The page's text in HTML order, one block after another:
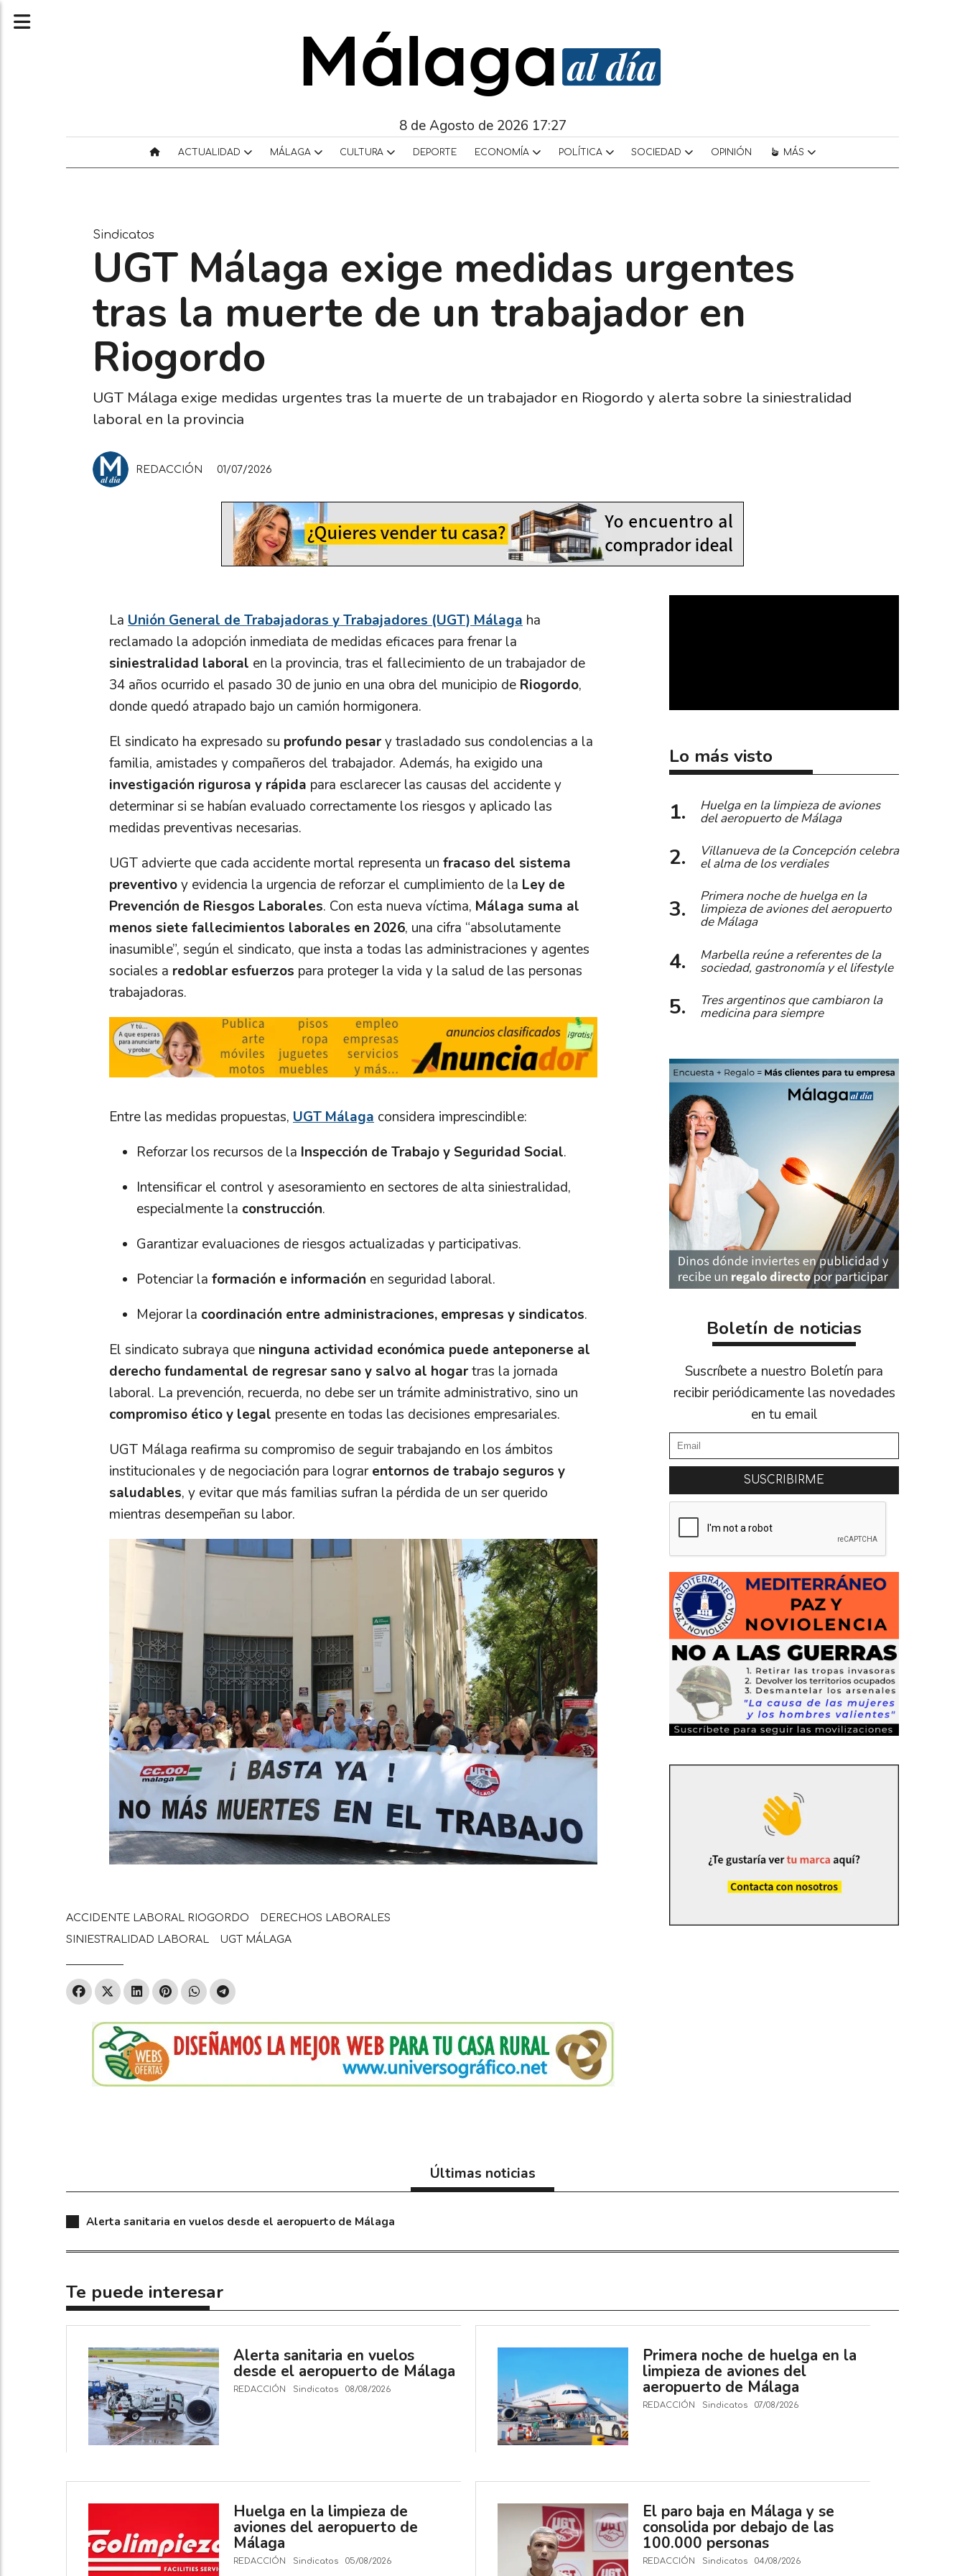
8 de Agosto de 2026 17:27
ACTUALIDAD MÁLAGA CULTURA DEPORTE ECONOMÍA POLÍTICA SOCIEDAD OPINIÓN MÁS
UGT Málaga exige medidas urgentes
tras la muerte de un trabajador en
Riogordo
UGT Málaga exige medidas urgentes tras la muerte de un trabajador en Riogordo y alerta sobre la siniestralidad
laboral en la provincia
Sindicatos
01/07/2026
REDACCIÓN
La Unión General de Trabajadoras y Trabajadores (UGT) Málaga ha
reclamado la adopción inmediata de medidas eficaces para frenar la
siniestralidad laboral en la provincia, tras el fallecimiento de un trabajador de
34 años ocurrido el pasado 30 de junio en una obra del municipio de Riogordo,
donde quedó atrapado bajo un camión hormigonera.
El sindicato ha expresado su profundo pesary trasladado sus condolencias a la
familia, amistades y compañeros del trabajador. Además, ha exigido una
investigación rigurosa y rápida para esclarecer las causas del accidente y
determinar si se habían evaluado correctamente los riesgos y aplicado las
medidas preventivas necesarias.
UGT advierte que cada accidente mortal representa un fracaso del sistema
preventivoy evidencia la urgencia de reforzar el cumplimiento de la Ley de
Prevención de Riesgos Laborales. Con esta nueva víctima, Málaga suma al
menos siete fallecimientos laborales en 2026, una cifra “absolutamente
inasumible”, según el sindicato, que insta a todas las administraciones y agentes
sociales a redoblar esfuerzos para proteger la vida y la salud de las personas
trabajadoras.
Entre las medidas propuestas, UGT Málaga considera imprescindible:
Reforzar los recursos de la Inspección de Trabajo y Seguridad Social.
Intensificar el control y asesoramiento en sectores de alta siniestralidad,
especialmente la construcción.
Garantizar evaluaciones de riesgos actualizadas y participativas.
Potenciar la formación e información en seguridad laboral.
Mejorar la coordinación entre administraciones, empresas y sindicatos.
El sindicato subraya que ninguna actividad económica puede anteponerse al
derecho fundamental de regresar sano y salvo al hogartras la jornada
laboral. La prevención, recuerda, no debe ser un trámite administrativo, sino un
compromiso ético y legal presente en todas las decisiones empresariales.
UGT Málaga reafirma su compromiso de seguir trabajando en los ámbitos
institucionales y de negociación para lograrentornos de trabajo seguros y
saludables, y evitar que más familias sufran la pérdida de un ser querido
mientras desempeñan su labor.
ACCIDENTE LABORAL RIOGORDO
DERECHOS LABORALES
SINIESTRALIDAD LABORAL
UGT MÁLAGA
Últimas noticias
Alerta sanitaria en vuelos desde el aeropuerto de Málaga
Te puede interesar
Alerta sanitaria en vuelos
desde el aeropuerto de Málaga
REDACCIÓN Sindicatos 08/08/2026
Primera noche de huelga en la
limpieza de aviones del
aeropuerto de Málaga
REDACCIÓN Sindicatos 07/08/2026
Huelga en la limpieza de
aviones del aeropuerto de
Málaga
REDACCIÓN Sindicatos 05/08/2026
El paro baja en Málaga y se
consolida por debajo de las
100.000 personas
REDACCIÓN Sindicatos 04/08/2026
Lo más visto
Huelga en la limpieza de aviones
del aeropuerto de Málaga
Villanueva de la Concepción celebra
el alma de los verdiales
Primera noche de huelga en la
limpieza de aviones del aeropuerto
de Málaga
Marbella reúne a referentes de la
sociedad, gastronomía y el lifestyle
Tres argentinos que cambiaron la
medicina para siempre
Boletín de noticias
Suscríbete a nuestro Boletín para
recibir periódicamente las novedades
en tu email
SUSCRIBIRME